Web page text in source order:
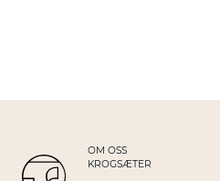
OM OSS
KROGSÆTER